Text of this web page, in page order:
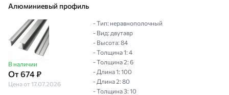
Алюминиевый профиль
В наличии
От 674 ₽
Цена от 17.07.2026
- Тип: неравнополочный
- Вид: двутавр
- Высота: 84
- Толщина 1: 4
- Толщина 2: 6
- Длина 1: 100
- Длина 2: 80
- Толщина 3: 10